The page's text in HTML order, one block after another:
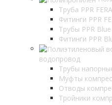
Труба PPR
Фитинги PPR
Трубы PPR
Фитинги PPR
водопровод
Трубы
Муфты
Отводы
Тройники